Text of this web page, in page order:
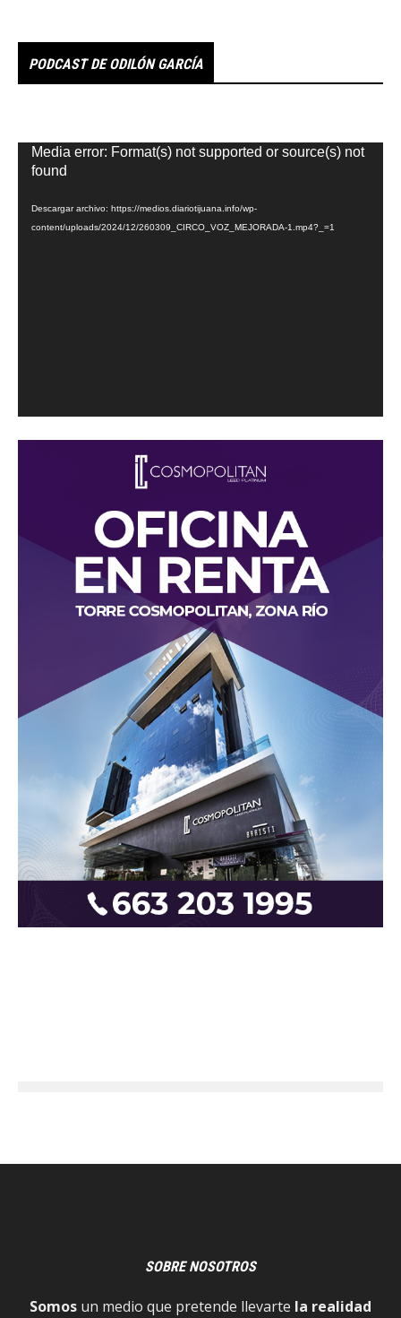
PODCAST DE ODILÓN GARCÍA
Reproductor
de
Media error: Format(s) not supported or source(s) not
found
Descargar archivo: https://medios.diariotijuana.info/wp-
content/uploads/2024/12/260309_CIRCO_VOZ_MEJORADA-1.mp4?_=1
SOBRE NOSOTROS
Somos un medio que pretende llevarte la realidad